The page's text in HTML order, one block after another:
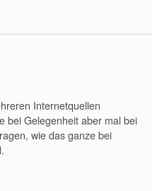
Internetquellen
bei Gelegenheit aber mal bei
wie das ganze bei